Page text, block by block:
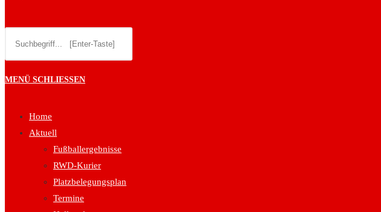
UMSCHALTEN
MENÜ SCHLIESSEN
Home
Aktuell
Fußballergebnisse
RWD-Kurier
Platzbelegungsplan
Termine